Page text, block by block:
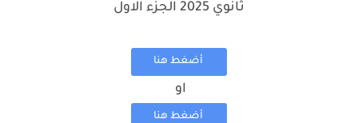
ثانوي 2025 الجزء الاول
أضغط هنا
او
أضغط هنا